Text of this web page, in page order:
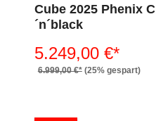
Cube 2025 Phenix
´n´black
5.249,00 €*
6.999,00 €* (25% gespart)